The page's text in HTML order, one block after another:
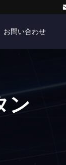
お問い合わせ
ン